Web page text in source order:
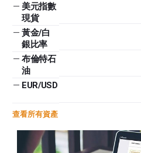
— 美元指數
現貨
— 黃金/白
銀比率
— 布倫特石
油
— EUR/USD
查看所有資產